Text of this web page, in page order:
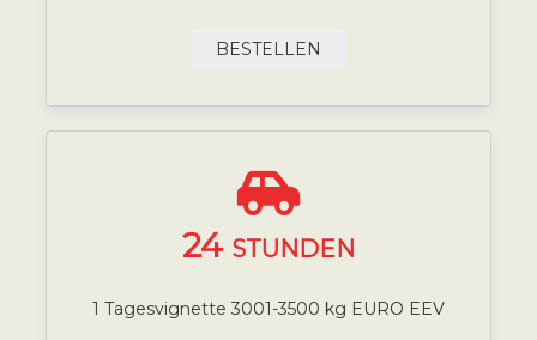
BESTELLEN
24 STUNDEN
1 Tagesvignette 3001-3500 kg EURO EEV